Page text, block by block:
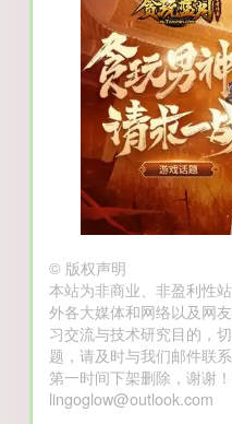
© 版权声明
本站为非商业、非盈利性
外各大媒体和网络以及网
习交流与技术研究目的，
题，请及时与我们邮件联
第一时间下架删除，谢谢
lingoglow@outlook.com